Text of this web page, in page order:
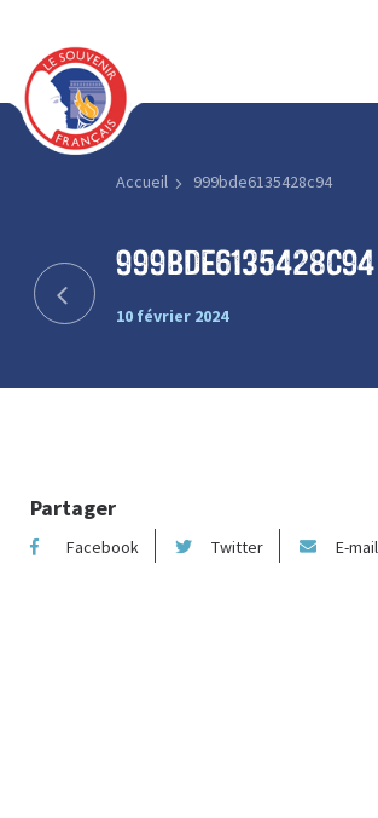
Accueil 999bde6135428c94
999bde6135428c94
10 février 2024
Partager
Facebook Twitter E-mail